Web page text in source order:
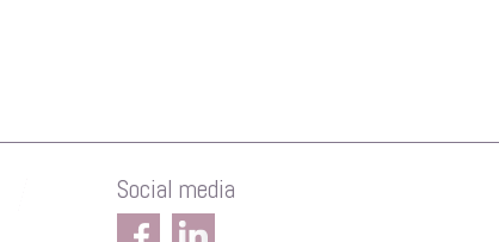
Social media